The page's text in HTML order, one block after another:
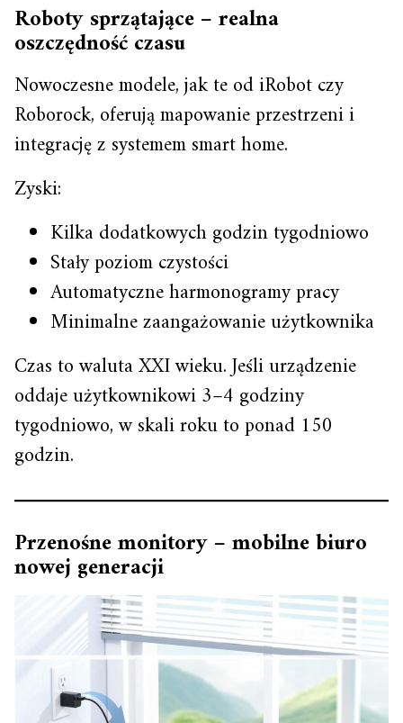
Roboty sprzątające – realna
oszczędność czasu
Nowoczesne modele, jak te od iRobot czy
Roborock, oferują mapowanie przestrzeni i
integrację z systemem smart home.
Zyski:
Kilka dodatkowych godzin tygodniowo
Stały poziom czystości
Automatyczne harmonogramy pracy
Minimalne zaangażowanie użytkownika
Czas to waluta XXI wieku. Jeśli urządzenie
oddaje użytkownikowi 3–4 godziny
tygodniowo, w skali roku to ponad 150
godzin.
Przenośne monitory – mobilne biuro
nowej generacji